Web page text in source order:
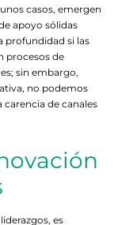
casos, emergen
apoyo sólidas
profundidad si las
procesos de
sin embargo,
no podemos
de canales
es